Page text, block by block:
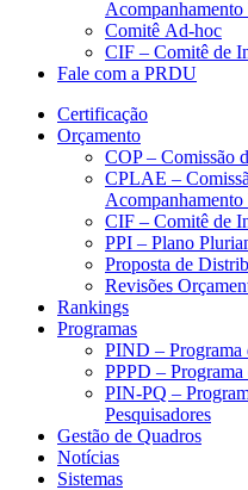
Comitê Ad-hoc
CIF – Comitê de
Fale com a PRDU
Certificação
Orçamento
COP – Comissão
CPLAE –
CIF – Comitê de
PPI – Plano
Proposta de
Revisões
Rankings
Programas
PIND – Programa
PPPD –
PIN-PQ –
Pesquisadores
Gestão de Quadros
Notícias
Sistemas